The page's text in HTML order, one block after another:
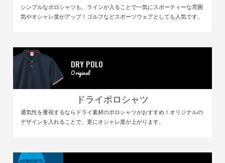
シンプルなポロシャツも、ラインが入ることで一気にスポーティーな雰囲
気やオシャレ度がアップ！ゴルフなどスポーツウェアとしても人気です。
DRY POLO
Original
ドライポロシャツ
通気性を重視するならドライ素材のポロシャツがおすすめ！オリジナルの
デザインを入れることで、更にオシャレ度が上がります。